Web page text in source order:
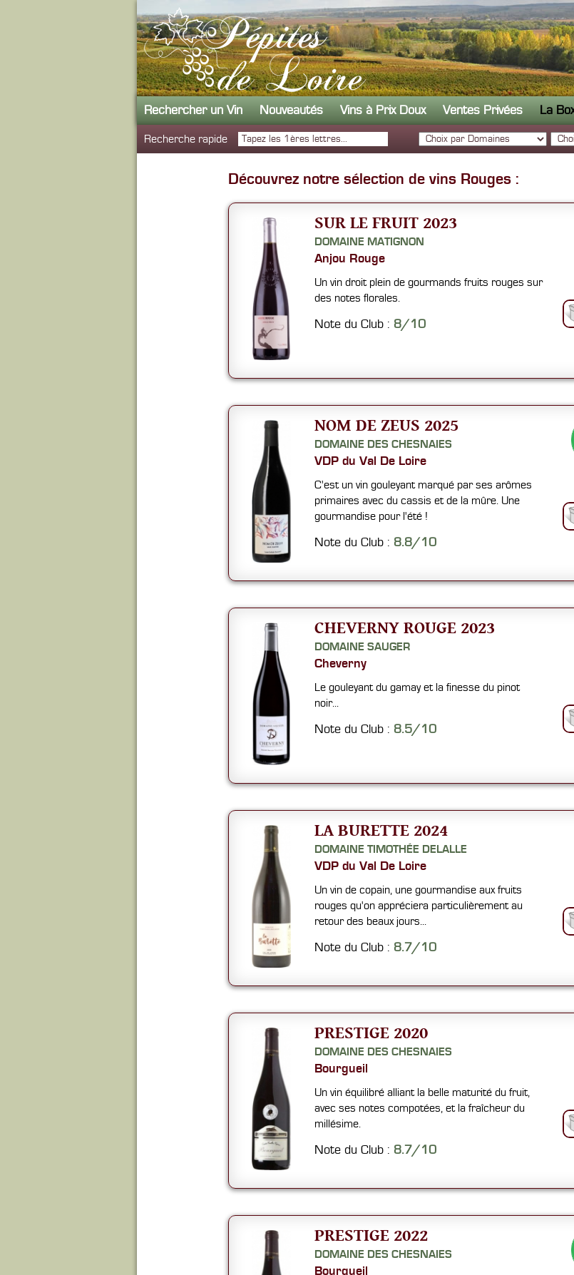
Rechercher un Vin Nouveautés Vins à Prix Doux Ventes Privées La
Recherche rapide
Découvrez notre sélection de vins Rouges :
SUR LE FRUIT 2023
DOMAINE MATIGNON
Anjou Rouge
Un vin droit plein de gourmands fruits rouges sur
des notes florales.
Note du Club : 8/10
NOM DE ZEUS 2025
DOMAINE DES CHESNAIES
VDP du Val De Loire
C'est un vin gouleyant marqué par ses arômes
primaires avec du cassis et de la mûre. Une
gourmandise pour l'été !
Note du Club : 8.8/10
CHEVERNY ROUGE 2023
DOMAINE SAUGER
Cheverny
Le gouleyant du gamay et la finesse du pinot
noir...
Note du Club : 8.5/10
LA BURETTE 2024
DOMAINE TIMOTHÉE DELALLE
VDP du Val De Loire
Un vin de copain, une gourmandise aux fruits
rouges qu'on appréciera particulièrement au
retour des beaux jours...
Note du Club : 8.7/10
PRESTIGE 2020
DOMAINE DES CHESNAIES
Bourgueil
Un vin équilibré alliant la belle maturité du fruit,
avec ses notes compotées, et la fraîcheur du
millésime.
Note du Club : 8.7/10
PRESTIGE 2022
DOMAINE DES CHESNAIES
Bourgueil